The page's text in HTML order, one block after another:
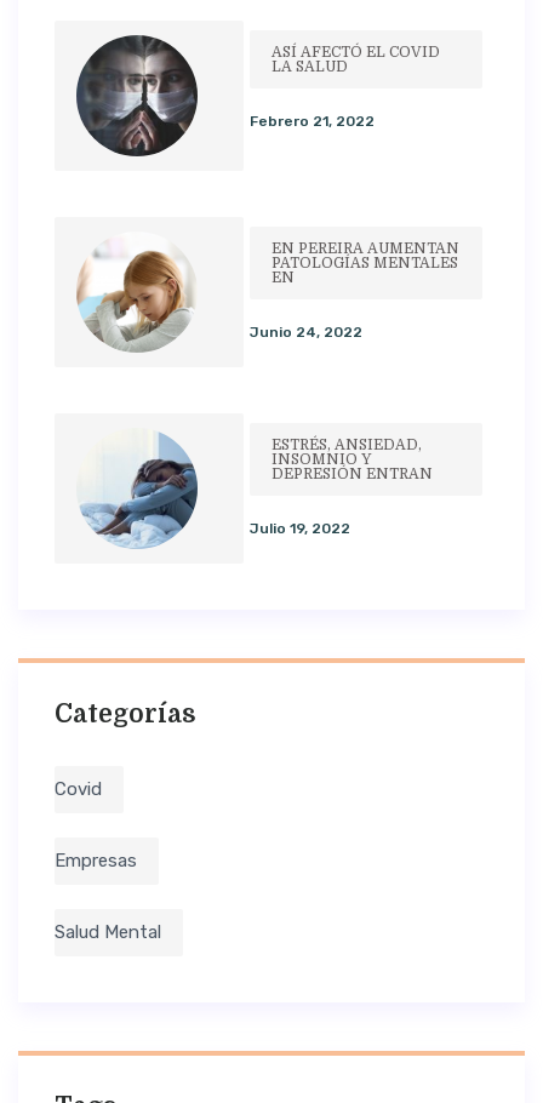
ASÍ AFECTÓ EL COVID
LA SALUD
Febrero 21, 2022
EN PEREIRA AUMENTAN
PATOLOGÍAS MENTALES
EN
Junio 24, 2022
ESTRÉS, ANSIEDAD,
INSOMNIO Y
DEPRESIÓN ENTRAN
Julio 19, 2022
Categorías
Covid
Empresas
Salud Mental